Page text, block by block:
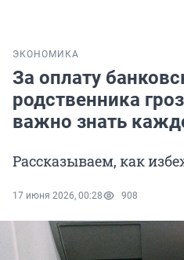
ЭКОНОМИКА
За оплату
родственника
важно знать
Рассказываем, как
17 июня 2026, 00:28 908